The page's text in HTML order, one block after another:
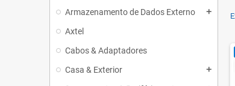
Armazenamento de Dados Externo add
Axtel
Cabos & Adaptadores
Casa & Exterior
add